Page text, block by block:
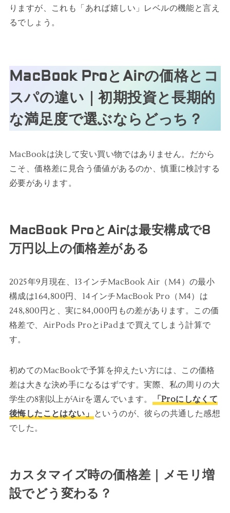
りますが、これも「あれば嬉しい」レベルの機能と言え
るでしょう。
MacBook ProとAirの価格とコ
スパの違い｜初期投資と長期的
な満足度で選ぶならどっち？
MacBookは決して安い買い物ではありません。だから
こそ、価格差に見合う価値があるのか、慎重に検討する
必要があります。
MacBook ProとAirは最安構成で8
万円以上の価格差がある
2025年9月現在、13インチMacBook Air（M4）の最小
構成は164,800円、14インチMacBook Pro（M4）は
248,800円と、実に84,000円もの差があります。この価
格差で、AirPods ProとiPadまで買えてしまう計算で
す。
初めてのMacBookで予算を抑えたい方には、この価格
差は大きな決め手になるはずです。実際、私の周りの大
学生の8割以上がAirを選んでいます。 「Proにしなくて
後悔したことはない」というのが、彼らの共通した感想
でした。
カスタマイズ時の価格差｜メモリ増
設でどう変わる？